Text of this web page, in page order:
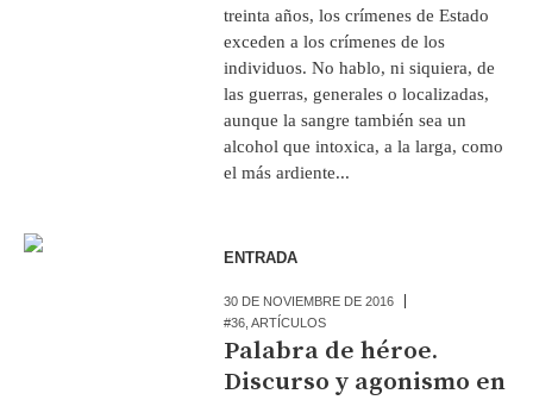
treinta años, los crímenes de Estado
exceden a los crímenes de los
individuos. No hablo, ni siquiera, de
las guerras, generales o localizadas,
aunque la sangre también sea un
alcohol que intoxica, a la larga, como
el más ardiente...
ENTRADA
30 DE NOVIEMBRE DE 2016
#36 ,ARTÍCULOS
Palabra de héroe.
Discurso y agonismo en